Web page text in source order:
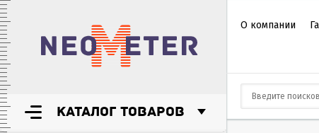
КАТАЛОГ ТОВАРОВ
О компании